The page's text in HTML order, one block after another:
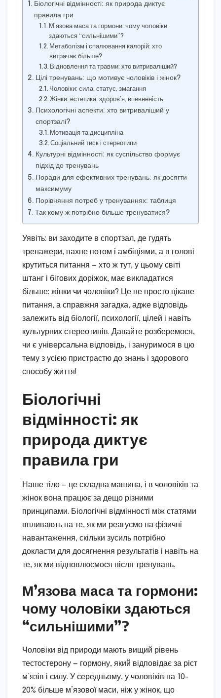
Біологічні відмінності: як природа диктує
правила гри
М’язова маса та гормони: чому чоловіки
здаються “сильнішими”?
Метаболізм і спалювання калорій: хто
витрачає більше?
Відновлення та травми: хто витриваліший?
Цілі тренувань: що мотивує чоловіків і жінок?
Чоловіки: сила, статус, змагання
Жінки: естетика, здоров’я, впевненість
Психологічні аспекти: хто витриваліший у
спортзалі?
Мотивація та дисципліна
Соціальний тиск і стереотипи
Культурні відмінності: як суспільство формує
підхід до тренувань
Поради для ефективних тренувань: як досягти
максимуму
Порівняння потреб у тренуваннях: таблиця
Так кому ж потрібно більше тренуватися?
Уявіть: ви заходите в спортзал, де гудять
тренажери, пахне потом і амбіціями, а в голові
крутиться питання — хто ж тут, у цьому світі
штанг і бігових доріжок, має викладатися
більше: жінки чи чоловіки? Це не просто цікаве
питання, а справжня загадка, адже відповідь
залежить від біології, психології, цілей і навіть
культурних стереотипів. Давайте розберемося,
чи є універсальна відповідь, і зануримося в цю
тему з усією пристрастю до знань і здорового
способу життя!
Біологічні
відмінності: як
природа диктує
правила гри
Наше тіло — це складна машина, і в чоловіків та
жінок вона працює за дещо різними
принципами. Біологічні відмінності між статями
впливають на те, як ми реагуємо на фізичні
навантаження, скільки зусиль потрібно
докласти для досягнення результатів і навіть на
те, як ми відновлюємося після тренувань.
М’язова маса та гормони:
чому чоловіки здаються
“сильнішими”?
Чоловіки від природи мають вищий рівень
тестостерону — гормону, який відповідає за ріст
м’язів і силу. У середньому, у чоловіків на 10-
20% більше м’язової маси, ніж у жінок, що